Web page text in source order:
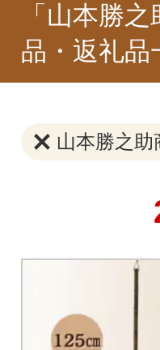
「山本勝
品・返礼品
山本勝之助